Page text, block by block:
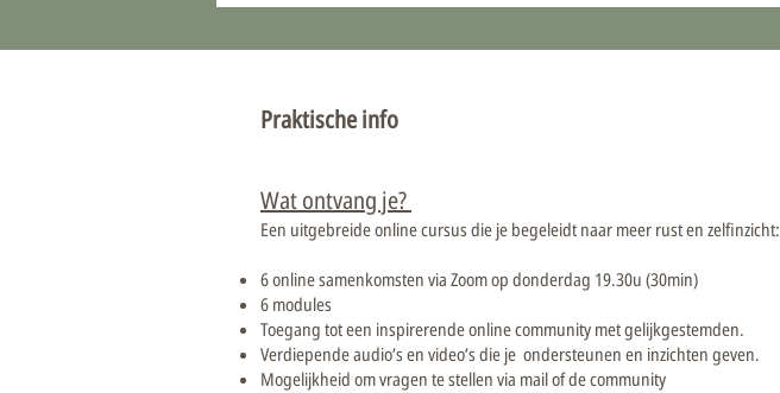
Praktische info
Wat ontvang je?
Een uitgebreide online cursus die je begeleidt naar meer rust en zelfinzicht:
6 online samenkomsten via Zoom op donderdag 19.30u (30min)
6 modules
Toegang tot een inspirerende online community met gelijkgestemden.
Verdiepende audio’s en video’s die je ondersteunen en inzichten geven.
Mogelijkheid om vragen te stellen via mail of de community